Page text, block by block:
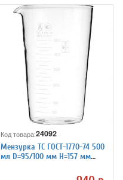
Код товара:24092
Мензурка ТС ГОСТ-1770-74 500
мл D=95/100 мм H=157 мм